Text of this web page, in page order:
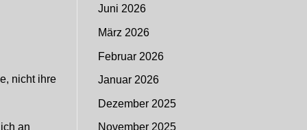
nicht ihre
an
Juni 2026
März 2026
Februar 2026
Januar 2026
Dezember 2025
November 2025